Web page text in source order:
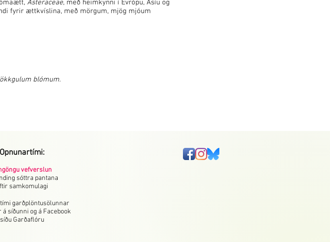
Asteraceae, með heimkynni í Evrópu, Asíu og
fyrir ættkvíslina, með mörgum, mjög mjóum
blómum.
Opnunartími:
vefverslun
sóttra pantana
samkomulagi
garðplöntusölunnar
síðunni og á Facebook
síðu Garðaflóru